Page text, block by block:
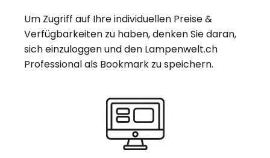
Um Zugriff auf Ihre individuellen Preise &
Verfügbarkeiten zu haben, denken Sie daran,
sich einzuloggen und den Lampenwelt.ch
Professional als Bookmark zu speichern.